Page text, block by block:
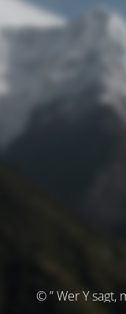
© ” Wer Y sagt,